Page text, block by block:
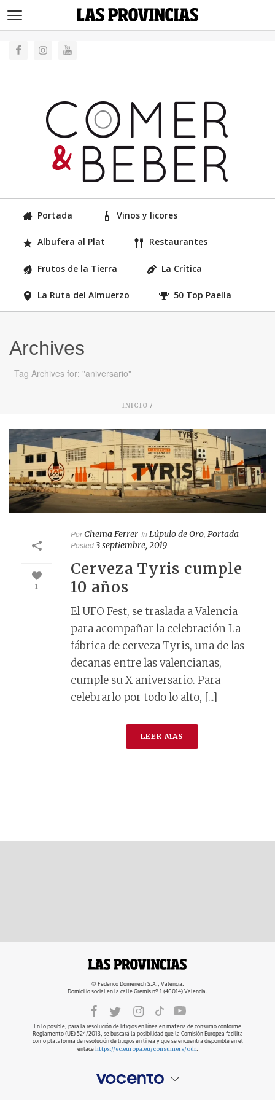
Portada Vinos y licores
Albufera al Plat Restaurantes
Frutos de la Tierra La Crítica
La Ruta del Almuerzo 50 Top Paella
Archives
Tag Archives for: "aniversario"
INICIO /
1
PorChema Ferrer In Lúpulo de Oro, Portada
Posted3 septiembre, 2019
Cerveza Tyris cumple
10 años
El UFO Fest, se traslada a Valencia
para acompañar la celebración La
fábrica de cerveza Tyris, una de las
decanas entre las valencianas,
cumple su X aniversario. Para
celebrarlo por todo lo alto, [...]
LEER MAS
© Federico Domenech S.A., Valencia.
Domicilio social en la calle Gremis nº 1 (46014) Valencia.
En lo posible, para la resolución de litigios en línea en materia de consumo conforme
Reglamento (UE) 524/2013, se buscará la posibilidad que la Comisión Europea facilita
como plataforma de resolución de litigios en línea y que se encuentra disponible en el
enlace https://ec.europa.eu/consumers/odr.